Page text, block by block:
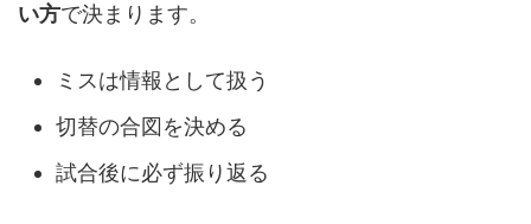
い方で決まります。
ミスは情報として扱う
切替の合図を決める
試合後に必ず振り返る